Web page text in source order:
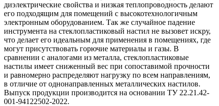
диэлектрические свойства и низкая теплопроводность делают
его подходящим для помещений с высокотехнологичным
электронным оборудованием. Так же случайное падение
инструмента на стеклопластиковый настил не вызовет искру,
что делает его идеальным для применения в помещениях, где
могут присутствовать горючие материалы и газы. В
сравнении с аналогами из металла, стеклопластиковые
настилы имеет сниженный вес при сопоставимой прочности
и равномерно распределяют нагрузку по всем направлениям,
в отличие от однонаправленных металлических настилов.
Выпуск продукции производится на основании ТУ 22.21.42-
001-94122502-2022.